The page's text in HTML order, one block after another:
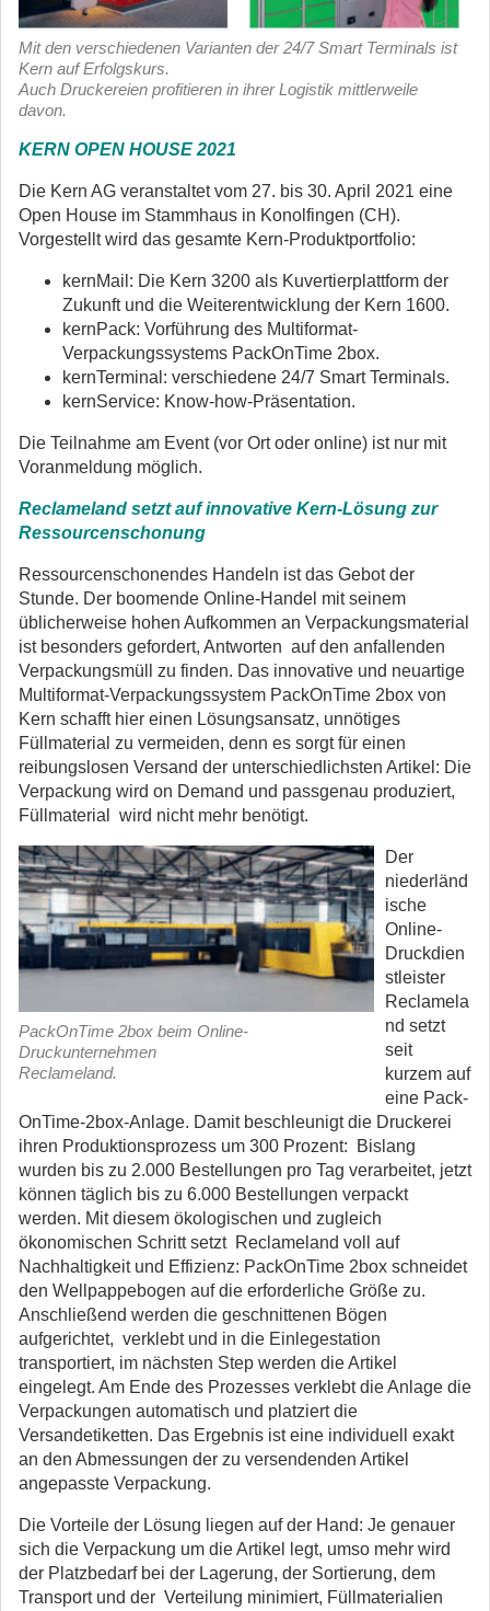
Mit den verschiedenen Varianten der 24/7 Smart Terminals ist
Kern auf Erfolgskurs.
Auch Druckereien profitieren in ihrer Logistik mittlerweile
davon.
KERN OPEN HOUSE 2021
Die Kern AG veranstaltet vom 27. bis 30. April 2021 eine
Open House im Stammhaus in Konolfingen (CH).
Vorgestellt wird das gesamte Kern-Produktportfolio:
kernMail: Die Kern 3200 als Kuvertierplattform der
Zukunft und die Weiterentwicklung der Kern 1600.
kernPack: Vorführung des Multiformat-
Verpackungssystems PackOnTime 2box.
kernTerminal: verschiedene 24/7 Smart Terminals.
kernService: Know-how-Präsentation.
Die Teilnahme am Event (vor Ort oder online) ist nur mit
Voranmeldung möglich.
Reclameland setzt auf innovative Kern-Lösung zur
Ressourcenschonung
Ressourcenschonendes Handeln ist das Gebot der
Stunde. Der boomende Online-Handel mit seinem
üblicherweise hohen Aufkommen an Verpackungsmaterial
ist besonders gefordert, Antworten auf den anfallenden
Verpackungsmüll zu finden. Das innovative und neuartige
Multiformat-Verpackungssystem PackOnTime 2box von
Kern schafft hier einen Lösungsansatz, unnötiges
Füllmaterial zu vermeiden, denn es sorgt für einen
reibungslosen Versand der unterschiedlichsten Artikel: Die
Verpackung wird on Demand und passgenau produziert,
Füllmaterial wird nicht mehr benötigt.
PackOnTime 2box beim Online-
Druckunternehmen
Reclameland.
Der
niederländ
ische
Online-
Druckdien
stleister
Reclamela
nd setzt
seit
kurzem auf
eine Pack-
OnTime-2box-Anlage. Damit beschleunigt die Druckerei
ihren Produktionsprozess um 300 Prozent: Bislang
wurden bis zu 2.000 Bestellungen pro Tag verarbeitet, jetzt
können täglich bis zu 6.000 Bestellungen verpackt
werden. Mit diesem ökologischen und zugleich
ökonomischen Schritt setzt Reclameland voll auf
Nachhaltigkeit und Effizienz: PackOnTime 2box schneidet
den Wellpappebogen auf die erforderliche Größe zu.
Anschließend werden die geschnittenen Bögen
aufgerichtet, verklebt und in die Einlegestation
transportiert, im nächsten Step werden die Artikel
eingelegt. Am Ende des Prozesses verklebt die Anlage die
Verpackungen automatisch und platziert die
Versandetiketten. Das Ergebnis ist eine individuell exakt
an den Abmessungen der zu versendenden Artikel
angepasste Verpackung.
Die Vorteile der Lösung liegen auf der Hand: Je genauer
sich die Verpackung um die Artikel legt, umso mehr wird
der Platzbedarf bei der Lagerung, der Sortierung, dem
Transport und der Verteilung minimiert, Füllmaterialien